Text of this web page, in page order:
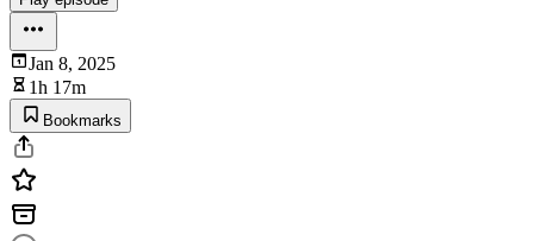
Jan 8, 2025
1h 17m
Bookmarks